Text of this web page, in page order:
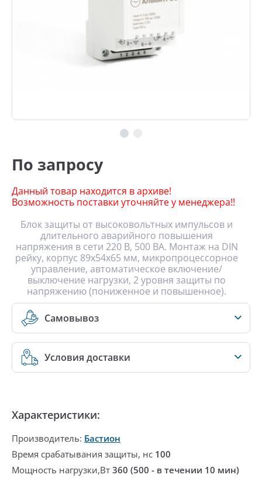
По запросу
Данный товар находится в архиве!
Возможность поставки уточняйте у менеджера!!
Блок защиты от высоковольтных импульсов и
длительного аварийного повышения
напряжения в сети 220 В, 500 ВА. Монтаж на DIN
рейку, корпус 89х54х65 мм, микропроцессорное
управление, автоматическое включение/
выключение нагрузки, 2 уровня защиты по
напряжению (пониженное и повышенное).
Самовывоз
Условия доставки
Характеристики:
Производитель: Бастион
Время срабатывания защиты, нс 100
Мощность нагрузки,Вт 360 (500 - в течении 10 мин)